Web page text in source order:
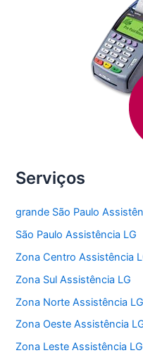
Serviços
grande São Paulo
São Paulo Assistência LG
Zona Centro Assistência
Zona Sul Assistência LG
Zona Norte Assistência LG
Zona Oeste Assistência
Zona Leste Assistência LG